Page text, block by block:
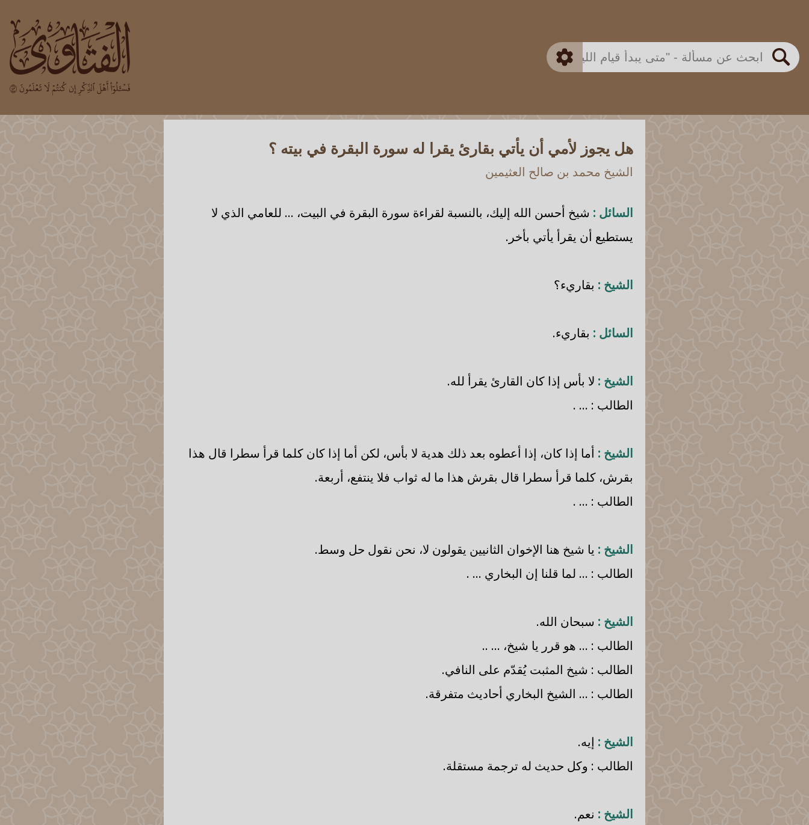
بحث
اللجنة الدائمة
متقدم
هل يجوز لأمي أن يأتي بقارئ يقرا له سورة البقرة في بيته ؟
الشيخ محمد بن صالح العثيمين
السائل : شيخ أحسن الله إليك، بالنسبة لقراءة سورة البقرة في البيت، ... للعامي الذي لا
يستطيع أن يقرأ يأتي بأخر.
الشيخ : بقاريء؟
السائل : بقاريء.
الشيخ : لا بأس إذا كان القارئ يقرأ لله.
الطالب : ... .
الشيخ : أما إذا كان، إذا أعطوه بعد ذلك هدية لا بأس، لكن أما إذا كان كلما قرأ سطرا قال هذا
بقرش، كلما قرأ سطرا قال بقرش هذا ما له ثواب فلا ينتفع، أربعة.
الطالب : ... .
الشيخ : يا شيخ هنا الإخوان الثانيين يقولون لا، نحن نقول حل وسط.
الطالب : ... لما قلنا إن البخاري ... .
الشيخ : سبحان الله.
الطالب : ... هو قرر يا شيخ، ... ..
الطالب : شيخ المثبت يُقدّم على النافي.
الطالب : ... الشيخ البخاري أحاديث متفرقة.
الشيخ : إيه.
الطالب : وكل حديث له ترجمة مستقلة.
الشيخ : نعم.